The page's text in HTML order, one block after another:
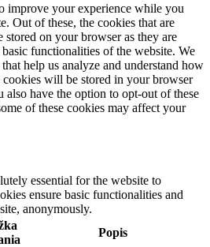
improve your experience while you
Out of these, the cookies that are
stored on your browser as they are
functionalities of the website. We
help us analyze and understand how
cookies will be stored in your browser
have the option to opt-out of these
of these cookies may affect your
essential for the website to
ensure basic functionalities and
anonymously.
Popis